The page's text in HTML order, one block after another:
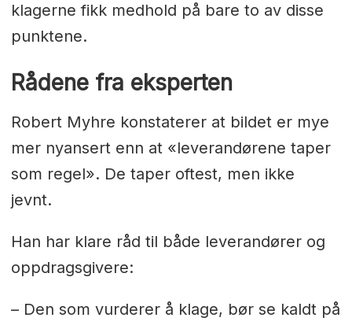
klagerne fikk medhold på bare to av disse
punktene.
Rådene fra eksperten
Robert Myhre konstaterer at bildet er mye
mer nyansert enn at «leverandørene taper
som regel». De taper oftest, men ikke
jevnt.
Han har klare råd til både leverandører og
oppdragsgivere:
– Den som vurderer å klage, bør se kaldt på